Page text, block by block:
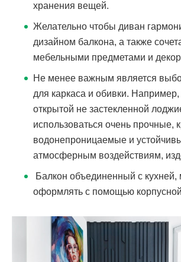
хранения вещей.
Желательно чтобы диван
дизайном балкона, а также
мебельными предметами и
Не менее важным является
для каркаса и обивки. Например,
открытой не застекленной
использоваться очень прочные,
водонепроницаемые и
атмосферным воздействиям,
Балкон объединенный с
оформлять с помощью